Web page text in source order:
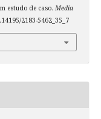
estudo de caso. Media
2183-5462_35_7